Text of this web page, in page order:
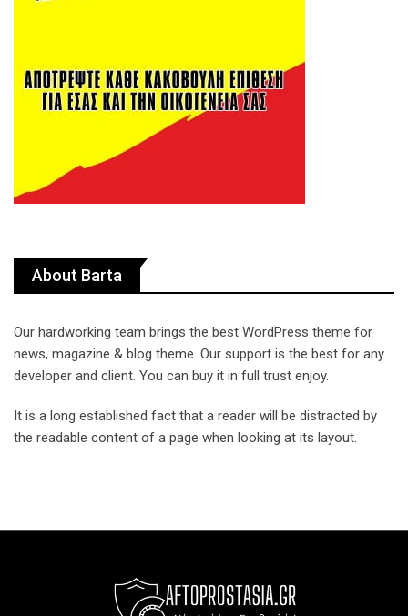
About Barta
Our hardworking team brings the best WordPress theme for
news, magazine & blog theme. Our support is the best for any
developer and client. You can buy it in full trust enjoy.
It is a long established fact that a reader will be distracted by
the readable content of a page when looking at its layout.